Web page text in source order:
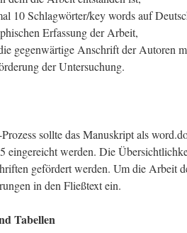
10 Schlagwörter/key words auf
Erfassung der Arbeit,
gegenwärtige Anschrift der Autoren
der Untersuchung.
sollte das Manuskript als
eingereicht werden. Die
gefördert werden. Um die Arbeit
in den Fließtext ein.
Tabellen